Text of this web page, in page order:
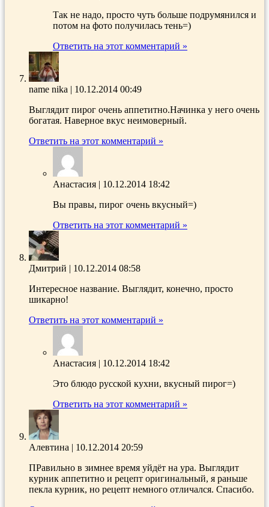
Так не надо, просто чуть больше подрумянился и
потом на фото получилась тень=)
Ответить на этот комментарий »
name nika | 10.12.2014 00:49
Выглядит пирог очень аппетитно.Начинка у него очень
богатая. Наверное вкус неимоверный.
Ответить на этот комментарий »
Анастасия | 10.12.2014 18:42
Вы правы, пирог очень вкусный=)
Ответить на этот комментарий »
Дмитрий | 10.12.2014 08:58
Интересное название. Выглядит, конечно, просто
шикарно!
Ответить на этот комментарий »
Анастасия | 10.12.2014 18:42
Это блюдо русской кухни, вкусный пирог=)
Ответить на этот комментарий »
Алевтина | 10.12.2014 20:59
ПРавильно в зимнее время уйдёт на ура. Выглядит
курник аппетитно и рецепт оригинальный, я раньше
пекла курник, но рецепт немного отличался. Спасибо.